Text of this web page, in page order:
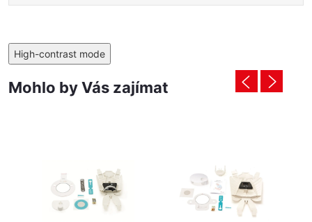
High-contrast mode
Mohlo by Vás zajímat